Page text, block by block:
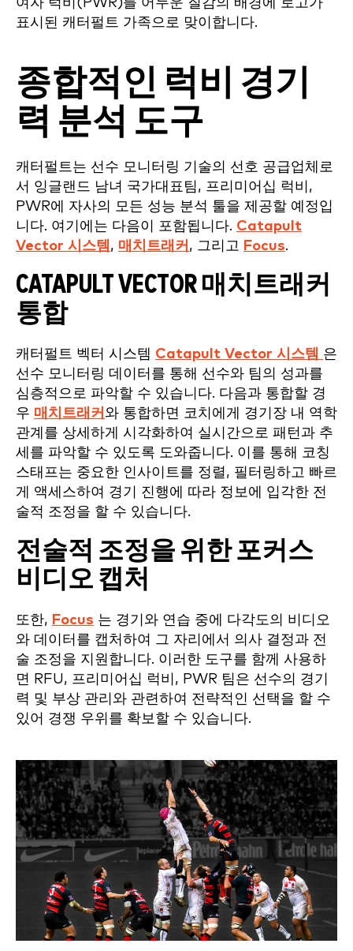
종합적인 럭비 경기
력 분석 도구
캐터펄트는 선수 모니터링 기술의 선호 공급업체로
서 잉글랜드 남녀 국가대표팀, 프리미어십 럭비,
PWR에 자사의 모든 성능 분석 툴을 제공할 예정입
니다. 여기에는 다음이 포함됩니다. Catapult
Vector 시스템 , 매치트래커 , 그리고 Focus.
CATAPULT VECTOR 매치트래커
통합
캐터펄트 벡터 시스템 Catapult Vector 시스템 은
선수 모니터링 데이터를 통해 선수와 팀의 성과를
심층적으로 파악할 수 있습니다. 다음과 통합할 경
우 매치트래커 와 통합하면 코치에게 경기장 내 역학
관계를 상세하게 시각화하여 실시간으로 패턴과 추
세를 파악할 수 있도록 도와줍니다. 이를 통해 코칭
스태프는 중요한 인사이트를 정렬, 필터링하고 빠르
게 액세스하여 경기 진행에 따라 정보에 입각한 전
술적 조정을 할 수 있습니다.
전술적 조정을 위한 포커스
비디오 캡처
또한, Focus 는 경기와 연습 중에 다각도의 비디오
와 데이터를 캡처하여 그 자리에서 의사 결정과 전
술 조정을 지원합니다. 이러한 도구를 함께 사용하
면 RFU, 프리미어십 럭비, PWR 팀은 선수의 경기
력 및 부상 관리와 관련하여 전략적인 선택을 할 수
있어 경쟁 우위를 확보할 수 있습니다.